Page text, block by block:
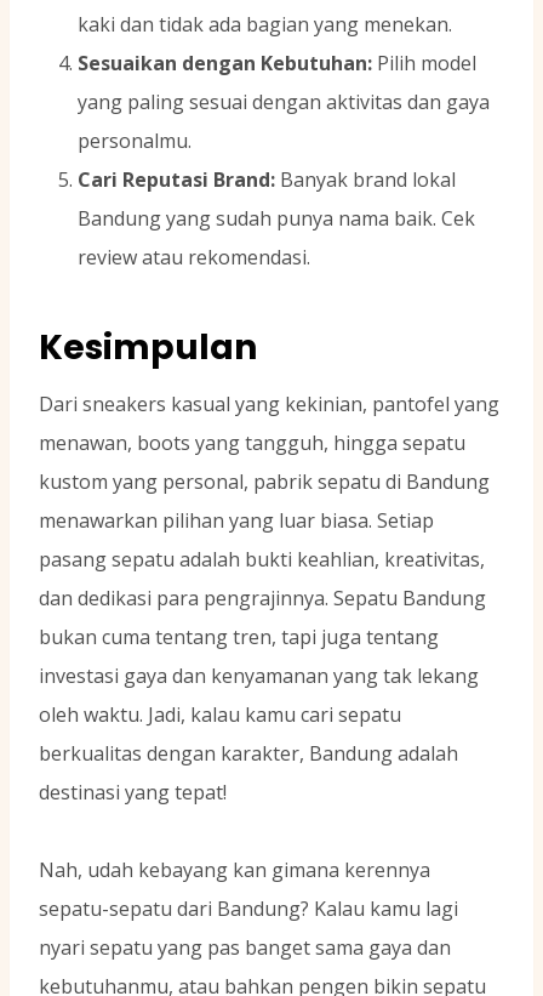
kaki dan tidak ada bagian yang menekan.
Sesuaikan dengan Kebutuhan: Pilih model
yang paling sesuai dengan aktivitas dan gaya
personalmu.
Cari Reputasi Brand: Banyak brand lokal
Bandung yang sudah punya nama baik. Cek
review atau rekomendasi.
Kesimpulan
Dari sneakers kasual yang kekinian, pantofel yang
menawan, boots yang tangguh, hingga sepatu
kustom yang personal, pabrik sepatu di Bandung
menawarkan pilihan yang luar biasa. Setiap
pasang sepatu adalah bukti keahlian, kreativitas,
dan dedikasi para pengrajinnya. Sepatu Bandung
bukan cuma tentang tren, tapi juga tentang
investasi gaya dan kenyamanan yang tak lekang
oleh waktu. Jadi, kalau kamu cari sepatu
berkualitas dengan karakter, Bandung adalah
destinasi yang tepat!
Nah, udah kebayang kan gimana kerennya
sepatu-sepatu dari Bandung? Kalau kamu lagi
nyari sepatu yang pas banget sama gaya dan
kebutuhanmu, atau bahkan pengen bikin sepatu